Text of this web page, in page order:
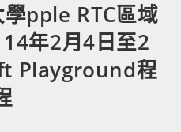
學pple RTC區域
年2月4日至2
Playground程